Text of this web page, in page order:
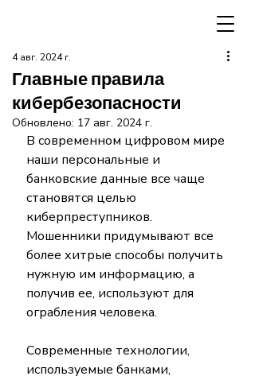
Главные правила
кибербезопасности
4 авг. 2024 г.
Обновлено: 17 авг. 2024 г.
В современном цифровом мире
наши персональные и
банковские данные все чаще
становятся целью
киберпреступников.
Мошенники придумывают все
более хитрые способы получить
нужную им информацию, а
получив ее, используют для
ограбления человека.
Современные технологии,
используемые банками,